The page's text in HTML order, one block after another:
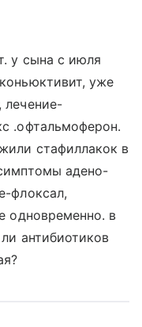
у сына с июля
уже
лечение-
.офтальмоферон.
стафиллакок в
адено-
флоксал,
одновременно. в
антибиотиков